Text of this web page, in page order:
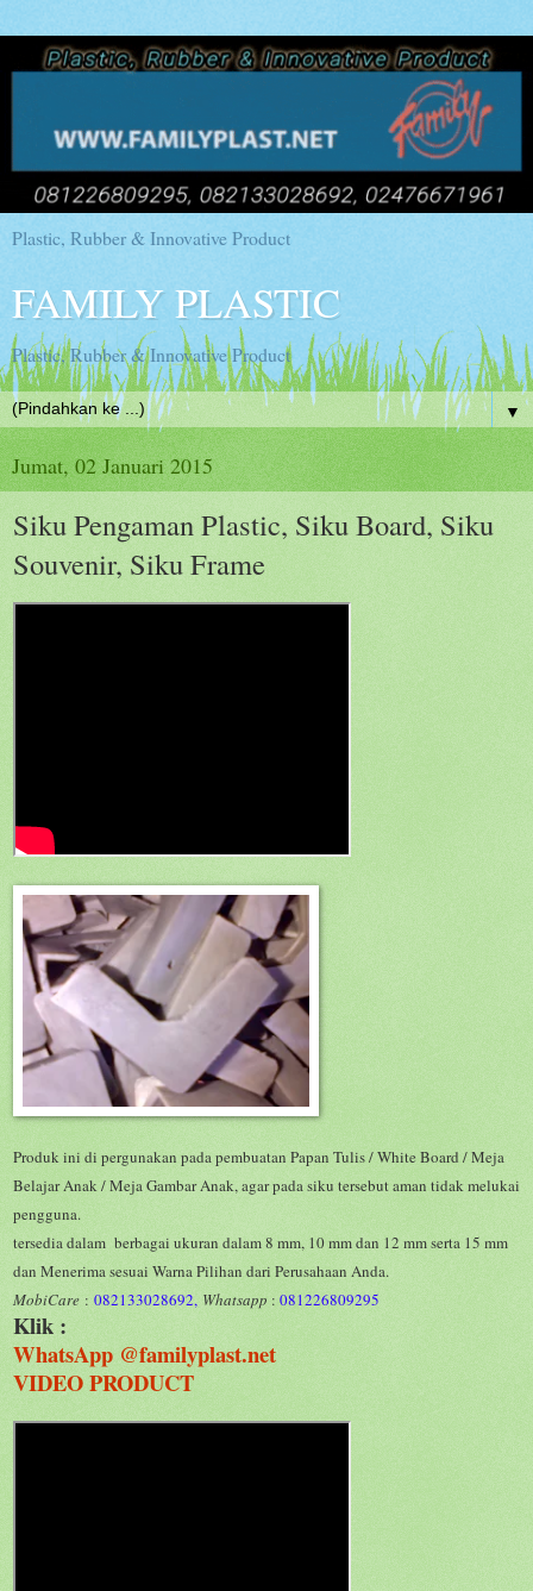
Plastic, Rubber & Innovative Product
FAMILY PLASTIC
Plastic, Rubber & Innovative Product
▼
Jumat, 02 Januari 2015
Siku Pengaman Plastic, Siku Board, Siku
Souvenir, Siku Frame
Produk ini di pergunakan pada pembuatan Papan Tulis / White Board / Meja
Belajar Anak / Meja Gambar Anak, agar pada siku tersebut aman tidak melukai
pengguna.
tersedia dalam berbagai ukuran dalam 8 mm, 10 mm dan 12 mm serta 15 mm
dan Menerima sesuai Warna Pilihan dari Perusahaan Anda.
MobiCare : 082133028692, Whatsapp : 081226809295
Klik :
WhatsApp @familyplast.net
VIDEO PRODUCT